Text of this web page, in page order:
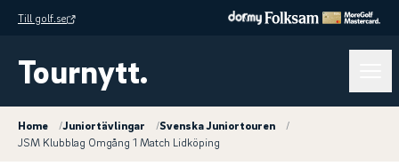
Till golf.se
Tournytt.
Home /Juniortävlingar /Svenska Juniortouren
/
JSM Klubblag Omgång 1 Match Lidköping